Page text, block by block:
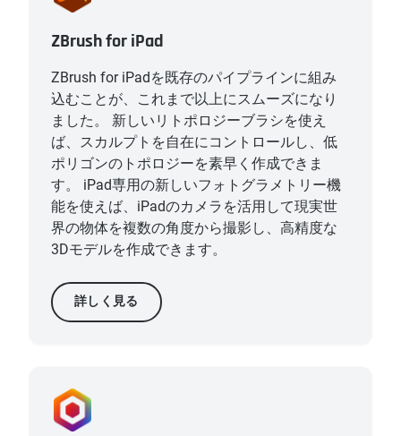
ZBrush for iPad
ZBrush for iPadを既存のパイプラインに組み
込むことが、これまで以上にスムーズになり
ました。 新しいリトポロジーブラシを使え
ば、スカルプトを自在にコントロールし、低
ポリゴンのトポロジーを素早く作成できま
す。 iPad専用の新しいフォトグラメトリー機
能を使えば、iPadのカメラを活用して現実世
界の物体を複数の角度から撮影し、高精度な
3Dモデルを作成できます。
詳しく見る